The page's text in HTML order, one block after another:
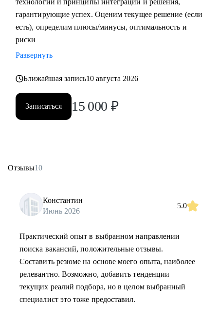
технологии и принципы интеграций и решения,
гарантирующие успех. Оценим текущее решение (если
есть), определим плюсы/минусы, оптимальность и
риски
Развернуть
Ближайшая запись10 августа 2026
Записаться 15 000 ₽
Отзывы10
Константин
Июнь 2026
5.0
Практический опыт в выбранном направлении
поиска вакансий, положительные отзывы.
Составить резюме на основе моего опыта, наиболее
релевантно. Возможно, добавить тенденции
текущих реалий подбора, но в целом выбранный
специалист это тоже предоставил.